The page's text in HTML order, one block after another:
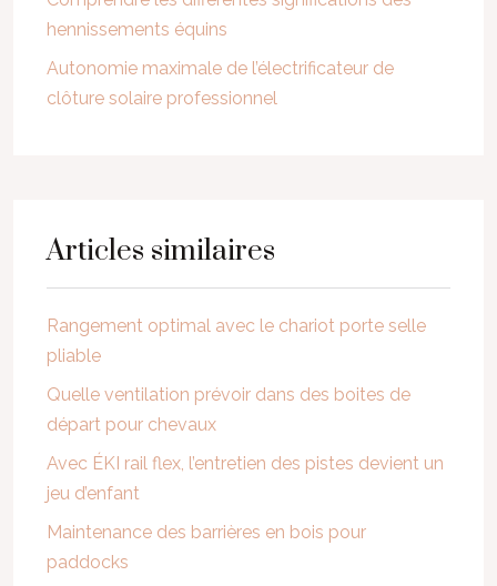
hennissements équins
Autonomie maximale de l’électrificateur de
clôture solaire professionnel
Articles similaires
Rangement optimal avec le chariot porte selle
pliable
Quelle ventilation prévoir dans des boites de
départ pour chevaux
Avec ÉKI rail flex, l’entretien des pistes devient un
jeu d’enfant
Maintenance des barrières en bois pour
paddocks